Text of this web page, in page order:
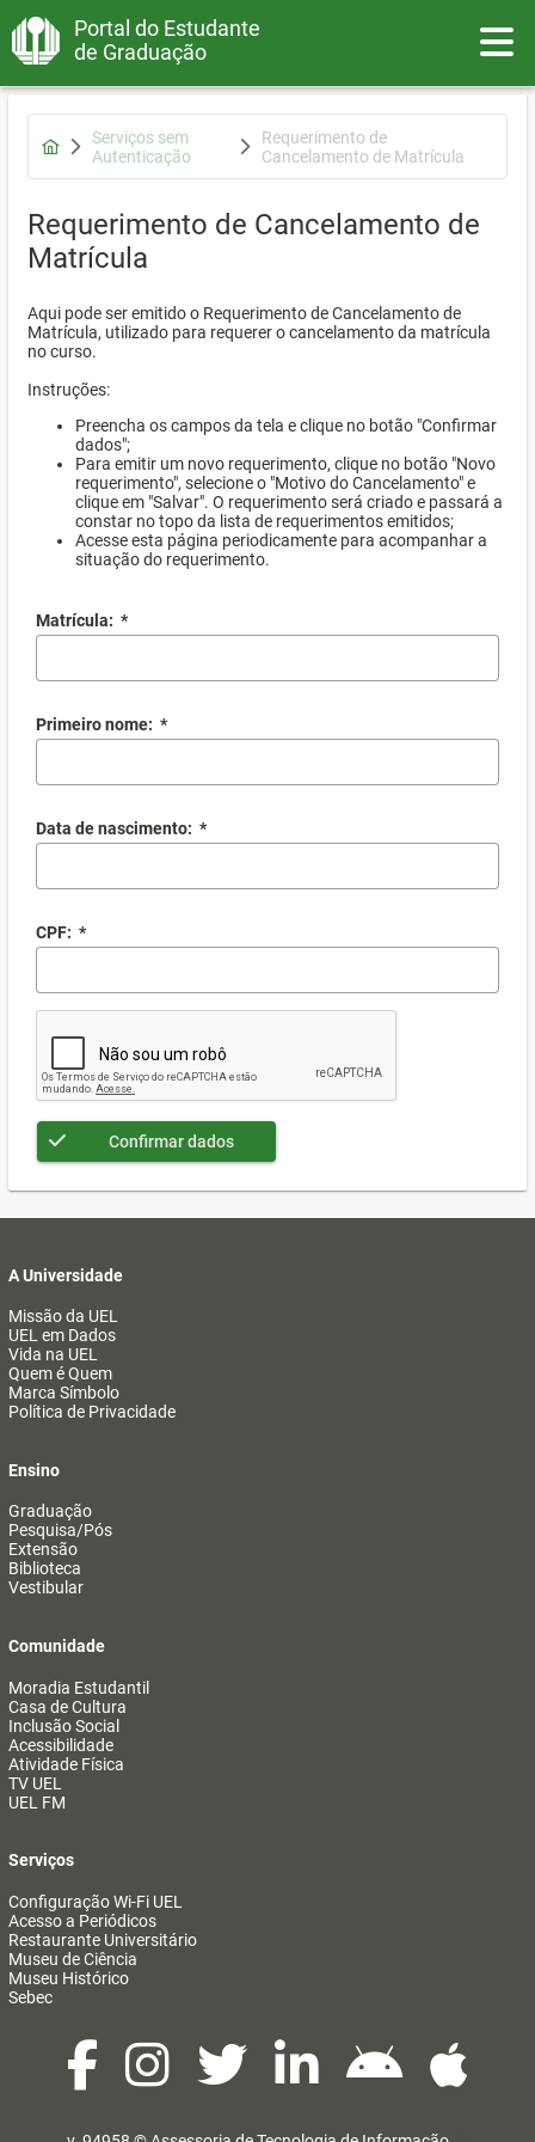
Portal do Estudante
de Graduação
Serviços sem
Autenticação
Requerimento de
Cancelamento de Matrícula
Requerimento de Cancelamento de
Matrícula
Aqui pode ser emitido o Requerimento de Cancelamento de
Matrícula, utilizado para requerer o cancelamento da matrícula
no curso.
Instruções:
Preencha os campos da tela e clique no botão "Confirmar
dados";
Para emitir um novo requerimento, clique no botão "Novo
requerimento", selecione o "Motivo do Cancelamento" e
clique em "Salvar". O requerimento será criado e passará a
constar no topo da lista de requerimentos emitidos;
Acesse esta página periodicamente para acompanhar a
situação do requerimento.
Matrícula: *
Primeiro nome: *
Data de nascimento: *
CPF: *
Confirmar dados
A Universidade
Missão da UEL
UEL em Dados
Vida na UEL
Quem é Quem
Marca Símbolo
Política de Privacidade
Ensino
Graduação
Pesquisa/Pós
Extensão
Biblioteca
Vestibular
Comunidade
Moradia Estudantil
Casa de Cultura
Inclusão Social
Acessibilidade
Atividade Física
TV UEL
UEL FM
Serviços
Configuração Wi-Fi UEL
Acesso a Periódicos
Restaurante Universitário
Museu de Ciência
Museu Histórico
Sebec